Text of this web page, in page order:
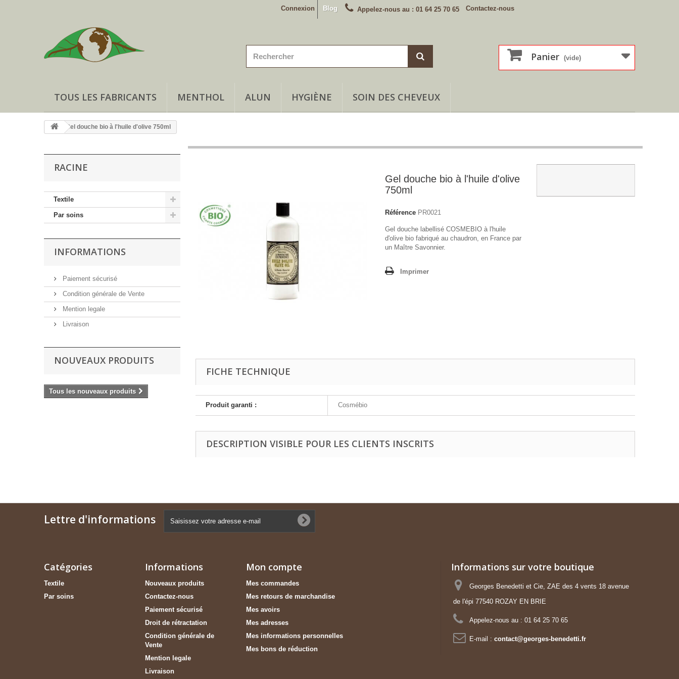
Contactez-nous
Appelez-nous au : 01 64 25 70 65
Blog
Connexion
Panier (vide)
TOUS LES FABRICANTS MENTHOL ALUN HYGIÈNE SOIN DES CHEVEUX
Gel douche bio à l'huile d'olive 750ml
RACINE
Textile
Par soins
INFORMATIONS
Paiement sécurisé
Condition générale de Vente
Mention legale
Livraison
NOUVEAUX PRODUITS
Tous les nouveaux produits
Gel douche bio à l'huile d'olive
750ml
Référence PR0021
Gel douche labellisé COSMEBIO à l'huile
d'olive bio fabriqué au chaudron, en France par
un Maître Savonnier.
Imprimer
FICHE TECHNIQUE
Produit garanti : Cosmébio
DESCRIPTION VISIBLE POUR LES CLIENTS INSCRITS
Lettre d'informations
Catégories
Textile
Par soins
Informations
Nouveaux produits
Contactez-nous
Paiement sécurisé
Droit de rétractation
Condition générale de
Vente
Mention legale
Livraison
Mon compte
Mes commandes
Mes retours de marchandise
Mes avoirs
Mes adresses
Mes informations personnelles
Mes bons de réduction
Informations sur votre boutique
Georges Benedetti et Cie, ZAE des 4 vents 18 avenue
de l'épi 77540 ROZAY EN BRIE
Appelez-nous au : 01 64 25 70 65
E-mail : contact@georges-benedetti.fr